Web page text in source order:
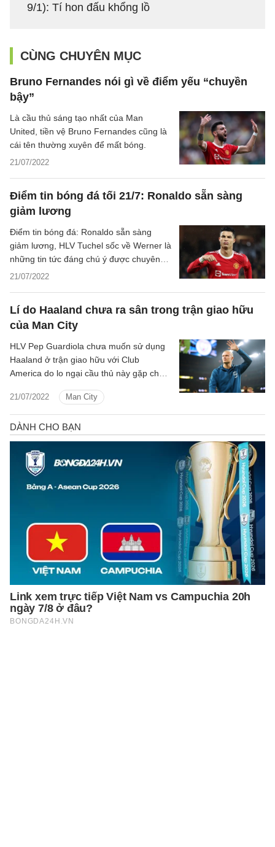
9/1): Tí hon đấu khổng lồ
CÙNG CHUYÊN MỤC
Bruno Fernandes nói gì về điểm yếu “chuyền
bậy”
21/07/2022
Là cầu thủ sáng tạo nhất của Man
United, tiền vệ Bruno Fernandes cũng là
cái tên thường xuyên để mất bóng.
Điểm tin bóng đá tối 21/7: Ronaldo sẵn sàng
giảm lương
21/07/2022
Điểm tin bóng đá: Ronaldo sẵn sàng
giảm lương, HLV Tuchel sốc về Werner là
những tin tức đáng chú ý được chuyên
trang Bóng đá 24h tổng hợp tối ngày
Lí do Haaland chưa ra sân trong trận giao hữu
của Man City
21/07/2022 Man City
HLV Pep Guardiola chưa muốn sử dụng
Haaland ở trận giao hữu với Club
America do lo ngại cầu thủ này gặp chấn